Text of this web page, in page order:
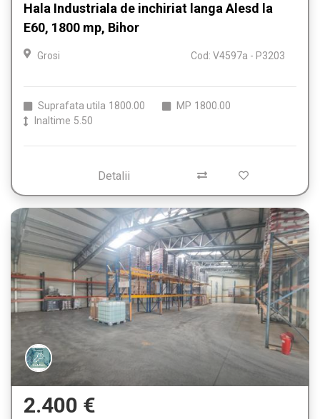
Hala Industriala de inchiriat langa Alesd la
E60, 1800 mp, Bihor
Grosi Cod: V4597a - P3203
Suprafata utila 1800.00 MP 1800.00
Inaltime 5.50
Detalii
2.400 €